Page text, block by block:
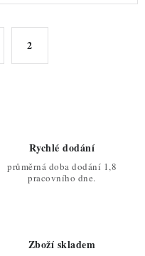
2
Rychlé dodání
průměrná doba dodání 1,8
pracovního dne.
Zboží skladem